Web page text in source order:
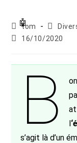
Auteur/autrice
de
tom
Post
category:
Publication
16/10/2020
B
l
s’agit là d’un